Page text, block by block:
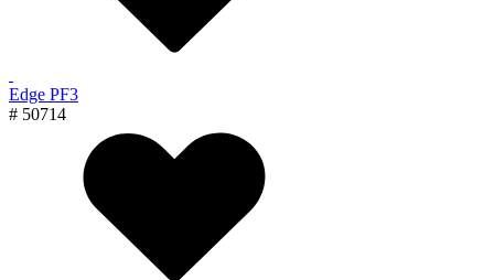
Edge PF3
# 50714